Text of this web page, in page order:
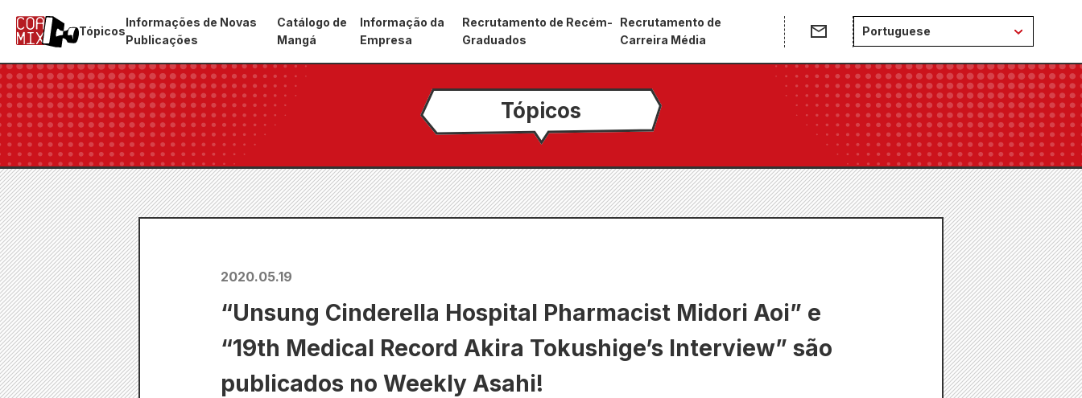
Tópicos
Informações de Novas
Publicações
Catálogo de
Mangá
Informação da
Empresa
Recrutamento de Recém-
Graduados
Recrutamento de
Carreira Média
Portuguese
Tópicos
2020.05.19
“Unsung Cinderella Hospital Pharmacist Midori Aoi” e
“19th Medical Record Akira Tokushige’s Interview” são
publicados no Weekly Asahi!